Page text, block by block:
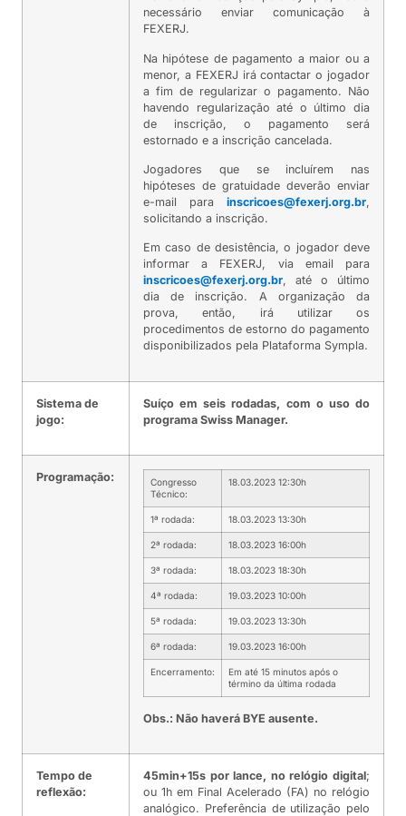
necessário enviar comunicação à
FEXERJ.
Na hipótese de pagamento a maior ou a
menor, a FEXERJ irá contactar o jogador
a fim de regularizar o pagamento. Não
havendo regularização até o último dia
de inscrição, o pagamento será
estornado e a inscrição cancelada.
Jogadores que se incluírem nas
hipóteses de gratuidade deverão enviar
e-mail para inscricoes@fexerj.org.br
solicitando a inscrição.
Em caso de desistência, o jogador deve
informar a FEXERJ, via email para
inscricoes@fexerj.org.br, até o último
dia de inscrição. A organização da
prova, então, irá utilizar os
procedimentos de estorno do pagamento
disponibilizados pela Plataforma Sympla.
Sistema de
jogo:
Suíço em seis rodadas, com o uso do
programa Swiss Manager.
Programação:
Congresso
Técnico:
18.03.2023 12:30h
1ª rodada: 18.03.2023 13:30h
2ª rodada: 18.03.2023 16:00h
3ª rodada: 18.03.2023 18:30h
4ª rodada: 19.03.2023 10:00h
5ª rodada: 19.03.2023 13:30h
6ª rodada: 19.03.2023 16:00h
Encerramento:
Em até 15 minutos após o
término da última rodada
Obs.: Não haverá BYE ausente.
Tempo de
reflexão:
45min+15s por lance, no relógio digital;
ou 1h em Final Acelerado (FA) no relógio
analógico. Preferência de utilização pelo